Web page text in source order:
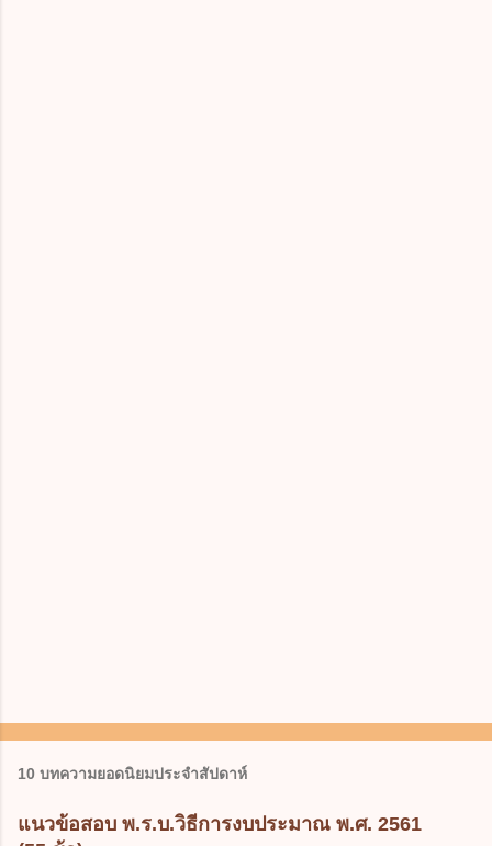
10 บทความยอดนิยมประจำสัปดาห์
แนวข้อสอบ พ.ร.บ.วิธีการงบประมาณ พ.ศ. 2561